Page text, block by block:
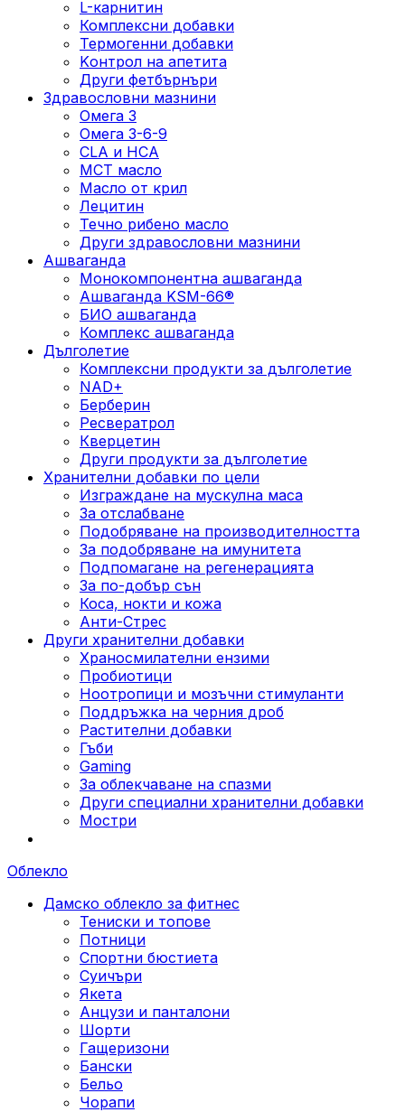
L-карнитин
Комплексни добавки
Термогенни добавки
Kонтрол на апетита
Други фетбърнъри
Здравословни мазнини
Омега 3
Омега 3-6-9
CLA и HCA
МСТ масло
Масло от крил
Лецитин
Течно рибено масло
Други здравословни мазнини
Ашваганда
Монокомпонентна ашваганда
Ашваганда KSM-66®
БИО ашваганда
Комплекс ашваганда
Дълголетие
Комплексни продукти за дълголетие
NAD+
Берберин
Ресвератрол
Кверцетин
Други продукти за дълголетие
Хранителни добавки по цели
Изграждане на мускулна маса
За отслабване
Подобряване на производителността
За подобряване на имунитета
Подпомагане на регенерацията
За по-добър сън
Коса, нокти и кожа
Анти-Стрес
Други хранителни добавки
Храносмилателни ензими
Пробиотици
Ноотропици и мозъчни стимуланти
Поддръжка на черния дроб
Растителни добавки
Гъби
Gaming
За облекчаване на спазми
Други специални хранителни добавки
Мостри
Облекло
Дамско облекло за фитнес
Тениски и топове
Потници
Спортни бюстиета
Суичъри
Якета
Aнцузи и панталони
Шорти
Гащеризони
Бански
Бельо
Чорапи